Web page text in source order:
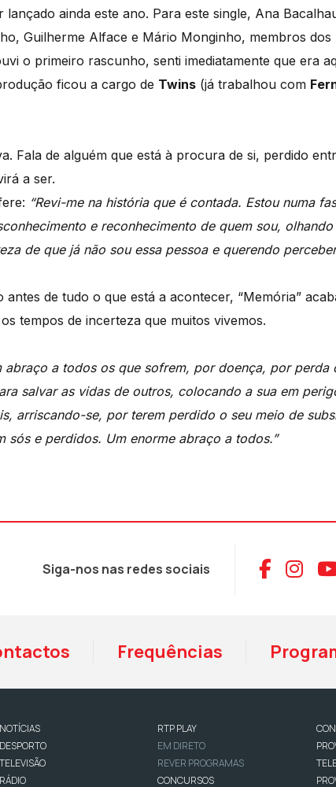
ainda este ano. Para este single, Ana
Guilherme Alface e Mário Monginho, membros dos
o primeiro rascunho, senti imediatamente que era
ficou a cargo de Twins (já trabalhou com
Fala de alguém que está à procura de si, perdido
a ser.
“Revi-me na história que é contada. Estou numa
e reconhecimento de quem sou,
de que já não sou essa pessoa e querendo
de tudo o que está a acontecer, “Memória”
tempos de incerteza que muitos vivemos.
abraço a todos os que sofrem, por doença, por perda
salvar as vidas de outros, colocando a sua em
arriscando-se, por terem perdido o seu meio de
sós e perdidos. Um enorme abraço a todos.”
Siga-nos nas redes sociais
Frequências
NOTÍCIAS
DESPORTO
TELEVISÃO
RÁDIO
RTP PLAY
EM DIRETO
REVER PROGRAMAS
CONCURSOS